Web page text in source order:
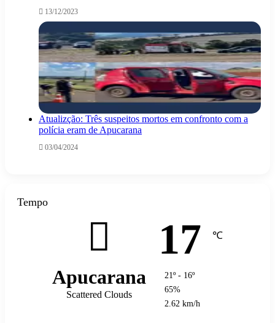
13/12/2023
Atualizção: Três suspeitos mortos em confronto com a
polícia eram de Apucarana
03/04/2024
Tempo
Apucarana
Scattered Clouds
17 ℃
21º - 16º
65%
2.62 km/h